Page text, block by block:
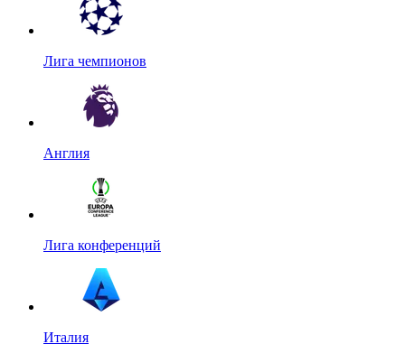
Лига чемпионов
Англия
Лига конференций
Италия